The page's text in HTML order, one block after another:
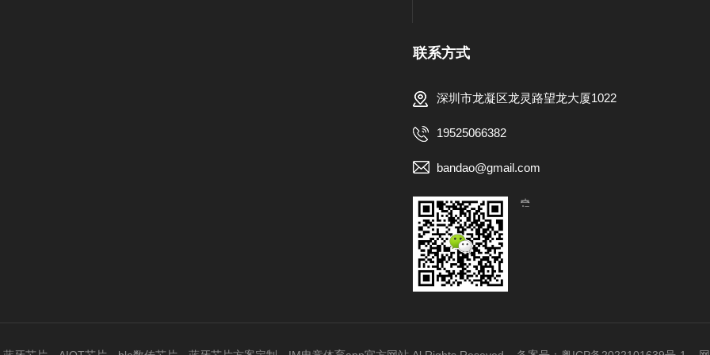
联系方式
深圳市龙凝区龙灵路望龙大厦1022
19525066382
bandao@gmail.com
【扫一扫，关注我们】